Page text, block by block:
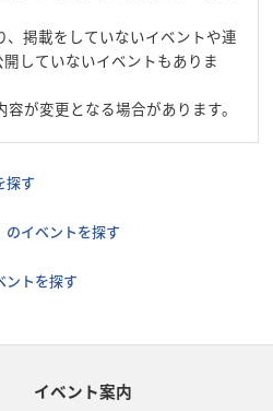
、掲載をしていないイベントや連
していないイベントもありま
が変更となる場合があります。
探す
のイベントを探す
ントを探す
イベント案内